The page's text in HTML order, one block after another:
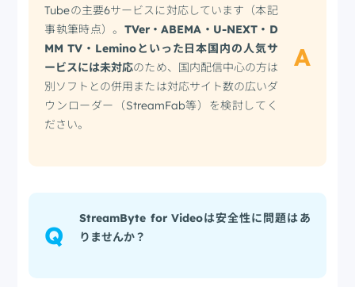
Tubeの主要6サービスに対応しています（本記
事執筆時点）。 TVer・ABEMA・U-NEXT・D
MM TV・Leminoといった日本国内の人気サ
ービスには未対応のため、国内配信中心の方は
別ソフトとの併用または対応サイト数の広いダ
ウンローダー（StreamFab等）を検討してく
ださい。
A
Q
StreamByte for Videoは安全性に問題はあ
りませんか？